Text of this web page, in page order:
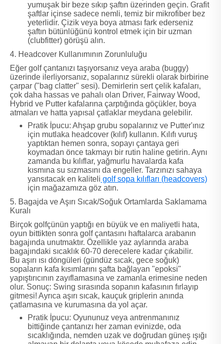
yumuşak bir beze sıkıp şaftın üzerinden geçin. Grafit
şaftlar içinse sadece nemli, temiz bir mikrofiber bez
yeterlidir. Çizik veya boya atması fark ederseniz
şaftın bütünlüğünü kontrol etmek için bir uzman
(clubfitter) görüşü alın.
4. Headcover Kullanımının Zorunluluğu
Eğer golf çantanızı taşıyorsanız veya araba (buggy)
üzerinde ilerliyorsanız, sopalarınız sürekli olarak birbirine
çarpar ("bag clatter" sesi). Demirlerin sert çelik kafaları,
çok daha hassas ve pahalı olan Driver, Fairway Wood,
Hybrid ve Putter kafalarına çarptığında göçükler, boya
atmaları ve hatta yapısal çatlaklar meydana gelebilir.
Pratik İpucu: Ahşap grubu sopalarınız ve Putter'ınız
için mutlaka headcover (kılıf) kullanın. Kılıfı vuruş
yaptıktan hemen sonra, sopayı çantaya geri
koymadan önce takmayı bir rutin haline getirin. Aynı
zamanda bu kılıflar, yağmurlu havalarda kafa
kısmına su sızmasını da engeller. Tarzınızı sahaya
yansıtacak en kaliteli golf sopa kılıfları (headcovers)
için mağazamıza göz atın.
5. Bagajda ve Aşırı Sıcak/Soğuk Ortamlarda Saklamama
Kuralı
Birçok golfçünün yaptığı en büyük ve en maliyetli hata,
oyun bittikten sonra golf çantasını haftalarca arabanın
bagajında unutmaktır. Özellikle yaz aylarında araba
bagajındaki sıcaklık 60-70 derecelere kadar çıkabilir.
Bu aşırı ısı döngüleri (gündüz sıcak, gece soğuk)
sopaların kafa kısımlarını şafta bağlayan "epoksi"
yapıştırıcının zayıflamasına ve zamanla erimesine neden
olur. Sonuç: Swing sırasında sopanın kafasının fırlayıp
gitmesi! Ayrıca aşırı sıcak, kauçuk griplerin anında
çatlamasına ve kurumasına da yol açar.
Pratik İpucu: Oyununuz veya antrenmanınız
bittiğinde çantanızı her zaman evinizde, oda
sıcaklığında, nemden uzak ve doğrudan güneş ışığı